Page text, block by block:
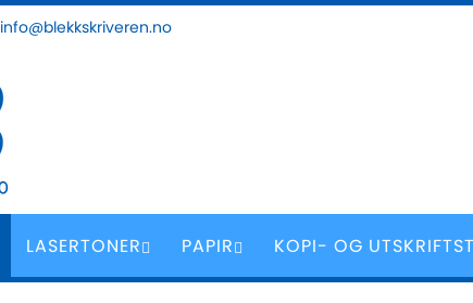
info@blekkskriveren.no
LASERTONER PAPIR KOPI- OG